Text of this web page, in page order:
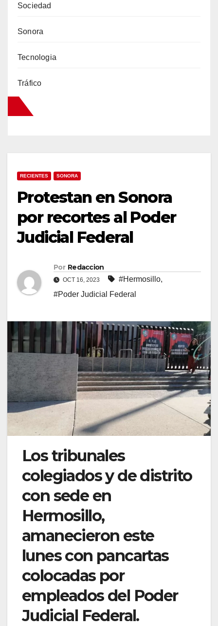
Sociedad
Sonora
Tecnologia
Tráfico
RECIENTES SONORA
Protestan en Sonora
por recortes al Poder
Judicial Federal
Por Redaccion
OCT 16, 2023 #Hermosillo,
#Poder Judicial Federal
Los tribunales
colegiados y de distrito
con sede en
Hermosillo,
amanecieron este
lunes con pancartas
colocadas por
empleados del Poder
Judicial Federal.